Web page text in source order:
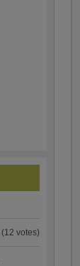
(12 votes)